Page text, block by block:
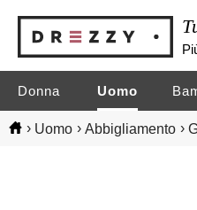
Donna Uomo
› Uomo › Abbigliamento ›